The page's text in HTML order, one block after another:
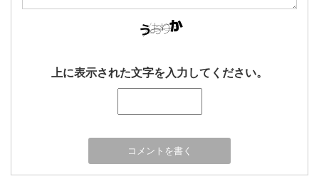
上に表示された文字を入力してください。